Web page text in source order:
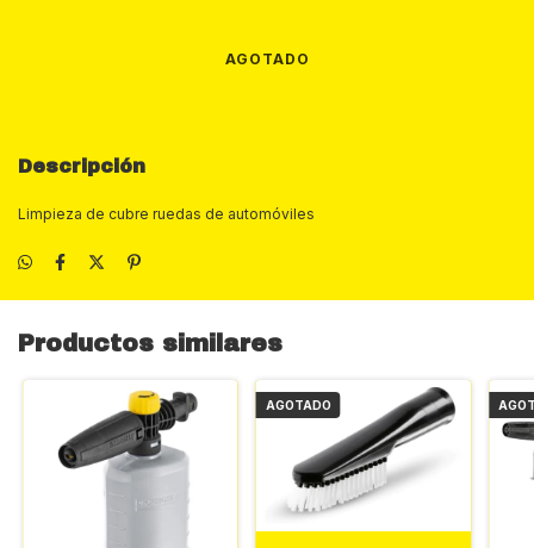
Descripción
Limpieza de cubre ruedas de automóviles
Productos similares
AGOTADO